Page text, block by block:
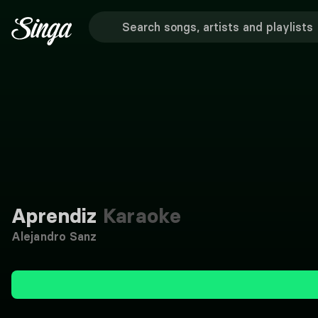
Aprendiz Karaoke
Alejandro Sanz